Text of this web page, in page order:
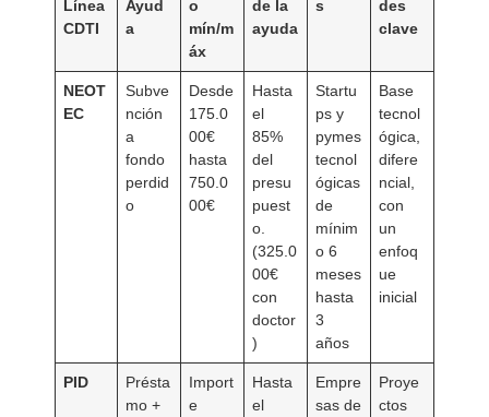
Línea
CDTI
Ayud
a
o
mín/m
áx
de la
ayuda
s
des
clave
NEOT
EC
Subve
nción
a
fondo
perdid
o
Desde
175.0
00€
hasta
750.0
00€
Hasta
el
85%
del
presu
puest
o.
(325.0
00€
con
doctor
)
Startu
ps y
pymes
tecnol
ógicas
de
mínim
o 6
meses
hasta
3
años
Base
tecnol
ógica,
difere
ncial,
con
un
enfoq
ue
inicial
PID
Présta
mo +
Import
e
Hasta
el
Empre
sas de
Proye
ctos